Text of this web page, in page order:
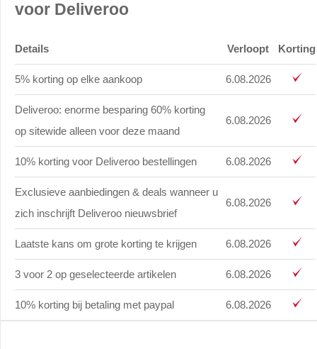
voor Deliveroo
Details Verloopt Korting
5% korting op elke aankoop 6.08.2026
Deliveroo: enorme besparing 60% korting
op sitewide alleen voor deze maand
6.08.2026
10% korting voor Deliveroo bestellingen 6.08.2026
Exclusieve aanbiedingen & deals wanneer u
zich inschrijft Deliveroo nieuwsbrief
6.08.2026
Laatste kans om grote korting te krijgen 6.08.2026
3 voor 2 op geselecteerde artikelen 6.08.2026
10% korting bij betaling met paypal 6.08.2026